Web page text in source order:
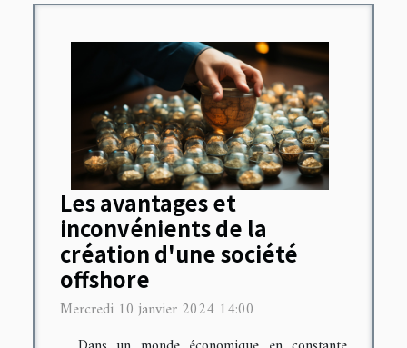
Les avantages et
inconvénients de la
création d'une société
offshore
Mercredi 10 janvier 2024 14:00